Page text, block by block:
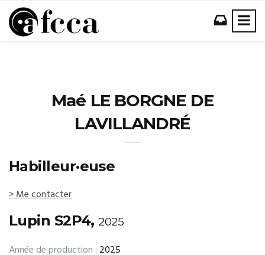
Maé LE BORGNE DE
LAVILLANDRÉ
Habilleur·euse
> Me contacter
Lupin S2P4,2025
Année de production : 2025